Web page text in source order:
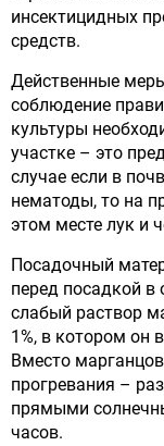
инсектицидных
средств.
Действенные
соблюдение
культуры
участке – это
случае если в
нематоды, то на
этом месте лук и
Посадочный
перед посадкой в
слабый раствор
1%, в котором он
Вместо
прогревания –
прямыми
часов.